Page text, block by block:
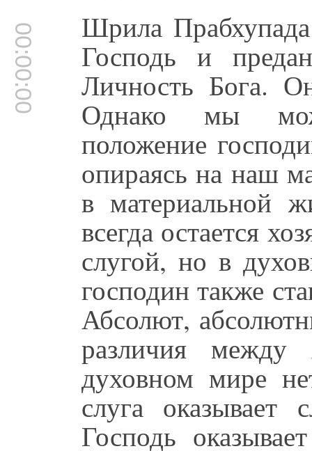
00:00:00 Шрила
Господь и
Личность Бога.
Однако мы
положение
опираясь на наш
в материальной
всегда остается
слугой, но в
господин также
Абсолют,
различия
духовном мире
слуга оказывает
Господь